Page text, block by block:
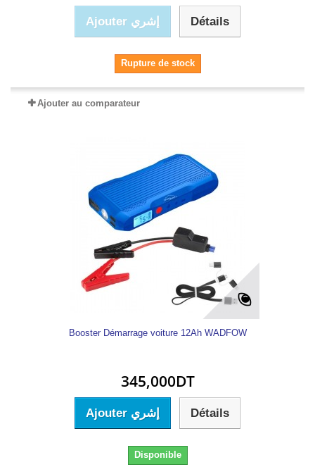
Ajouter إشري Détails
Rupture de stock
Ajouter au comparateur
Booster Démarrage voiture 12Ah WADFOW
345,000DT
Ajouter إشري Détails
Disponible